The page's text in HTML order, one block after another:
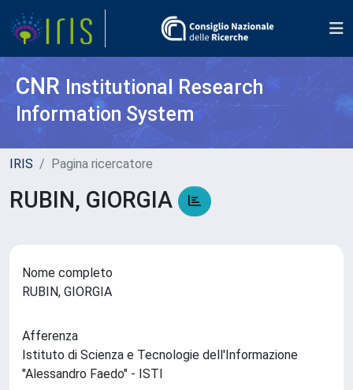
CNR Institutional Research
Information System
IRIS Pagina ricercatore
RUBIN, GIORGIA
Nome completo
RUBIN, GIORGIA
Afferenza
Istituto di Scienza e Tecnologie dell'Informazione
"Alessandro Faedo" - ISTI